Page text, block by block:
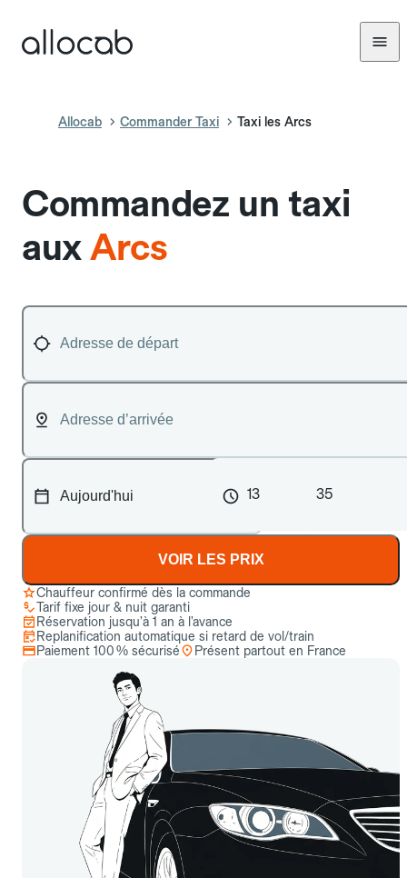
Allocab Commander Taxi Taxi les Arcs
Commandez un taxi
auxArcs
13 35
VOIR LES PRIX
Chauffeur confirmé dès la commande
Tarif fixe jour & nuit garanti
Réservation jusqu’à 1 an à l’avance
Replanification automatique si retard de vol/train
Paiement 100 % sécurisé
Présent partout en France